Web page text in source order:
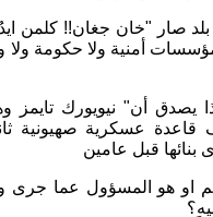
بلد صار "خان جغان!! كلمن
أمنية ولا حكومة ولا
يصدق أن" نيويورك تايمز
قاعدة عسكرية صهيونية
بنائها قبل عامين
او هو المسؤول عما جرى